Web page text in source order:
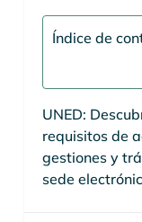
Índice de
UNED:
requisitos de
gestiones y
sede